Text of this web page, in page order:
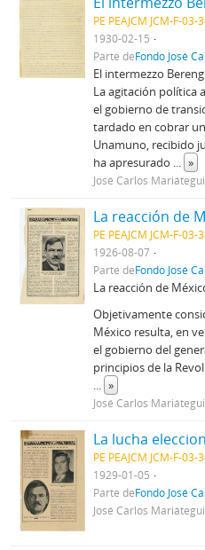
PE PEAJCM JCM-F-
1930-02-15
Parte deFondo José
El intermezzo
La agitación política
el gobierno de
tardado en cobrar
Unamuno, recibido
ha apresurado ... »
José Carlos
La reacción de
PE PEAJCM JCM-F-
1926-08-07
Parte deFondo José
La reacción de
Objetivamente
México resulta, en
el gobierno del
principios de la
... »
José Carlos
PE PEAJCM JCM-F-
1929-01-05
Parte deFondo José
José Carlos